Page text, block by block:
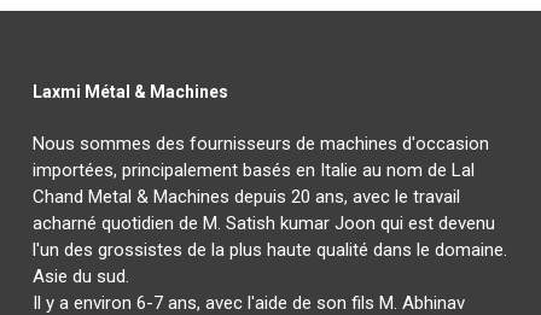
Laxmi Métal & Machines
Nous sommes des fournisseurs de machines d'occasion
importées, principalement basés en Italie au nom de Lal
Chand Metal & Machines depuis 20 ans, avec le travail
acharné quotidien de M. Satish kumar Joon qui est devenu
l'un des grossistes de la plus haute qualité dans le domaine.
Asie du sud.
Il y a environ 6-7 ans, avec l'aide de son fils M. Abhinav